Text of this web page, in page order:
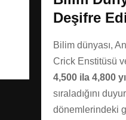
Deşifre
Bilim dünyası,
Crick Enstitüsü
4,500 ila 4,800
sıraladığını
dönemlerindeki